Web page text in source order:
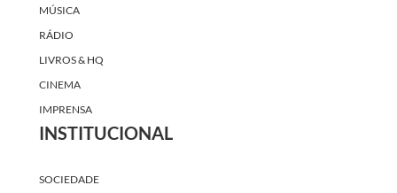
MÚSICA
RÁDIO
LIVROS & HQ
CINEMA
IMPRENSA
INSTITUCIONAL
SOCIEDADE